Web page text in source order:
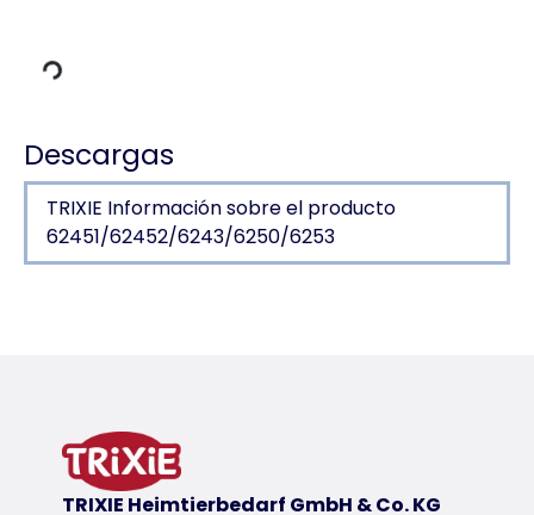
Descargas
TRIXIE Información sobre el producto
62451/62452/6243/6250/6253
con puerta
mitad cubierta no transparente como parasol
incluye piquetas
TRIXIE Heimtierbedarf GmbH & Co. KG